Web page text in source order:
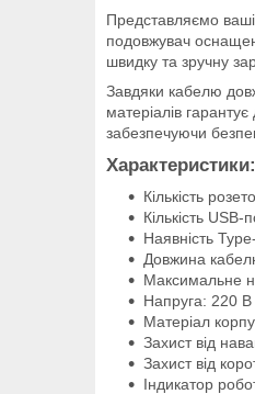
Представляємо
подовжувач
швидку та зручну
Завдяки кабелю
матеріалів
забезпечуючи
Характеристики:
Кількість
Кількість USB-
Наявність
Довжина
Максимальне
Напруга: 220 В
Матеріал
Захист від
Захист від
Індикатор